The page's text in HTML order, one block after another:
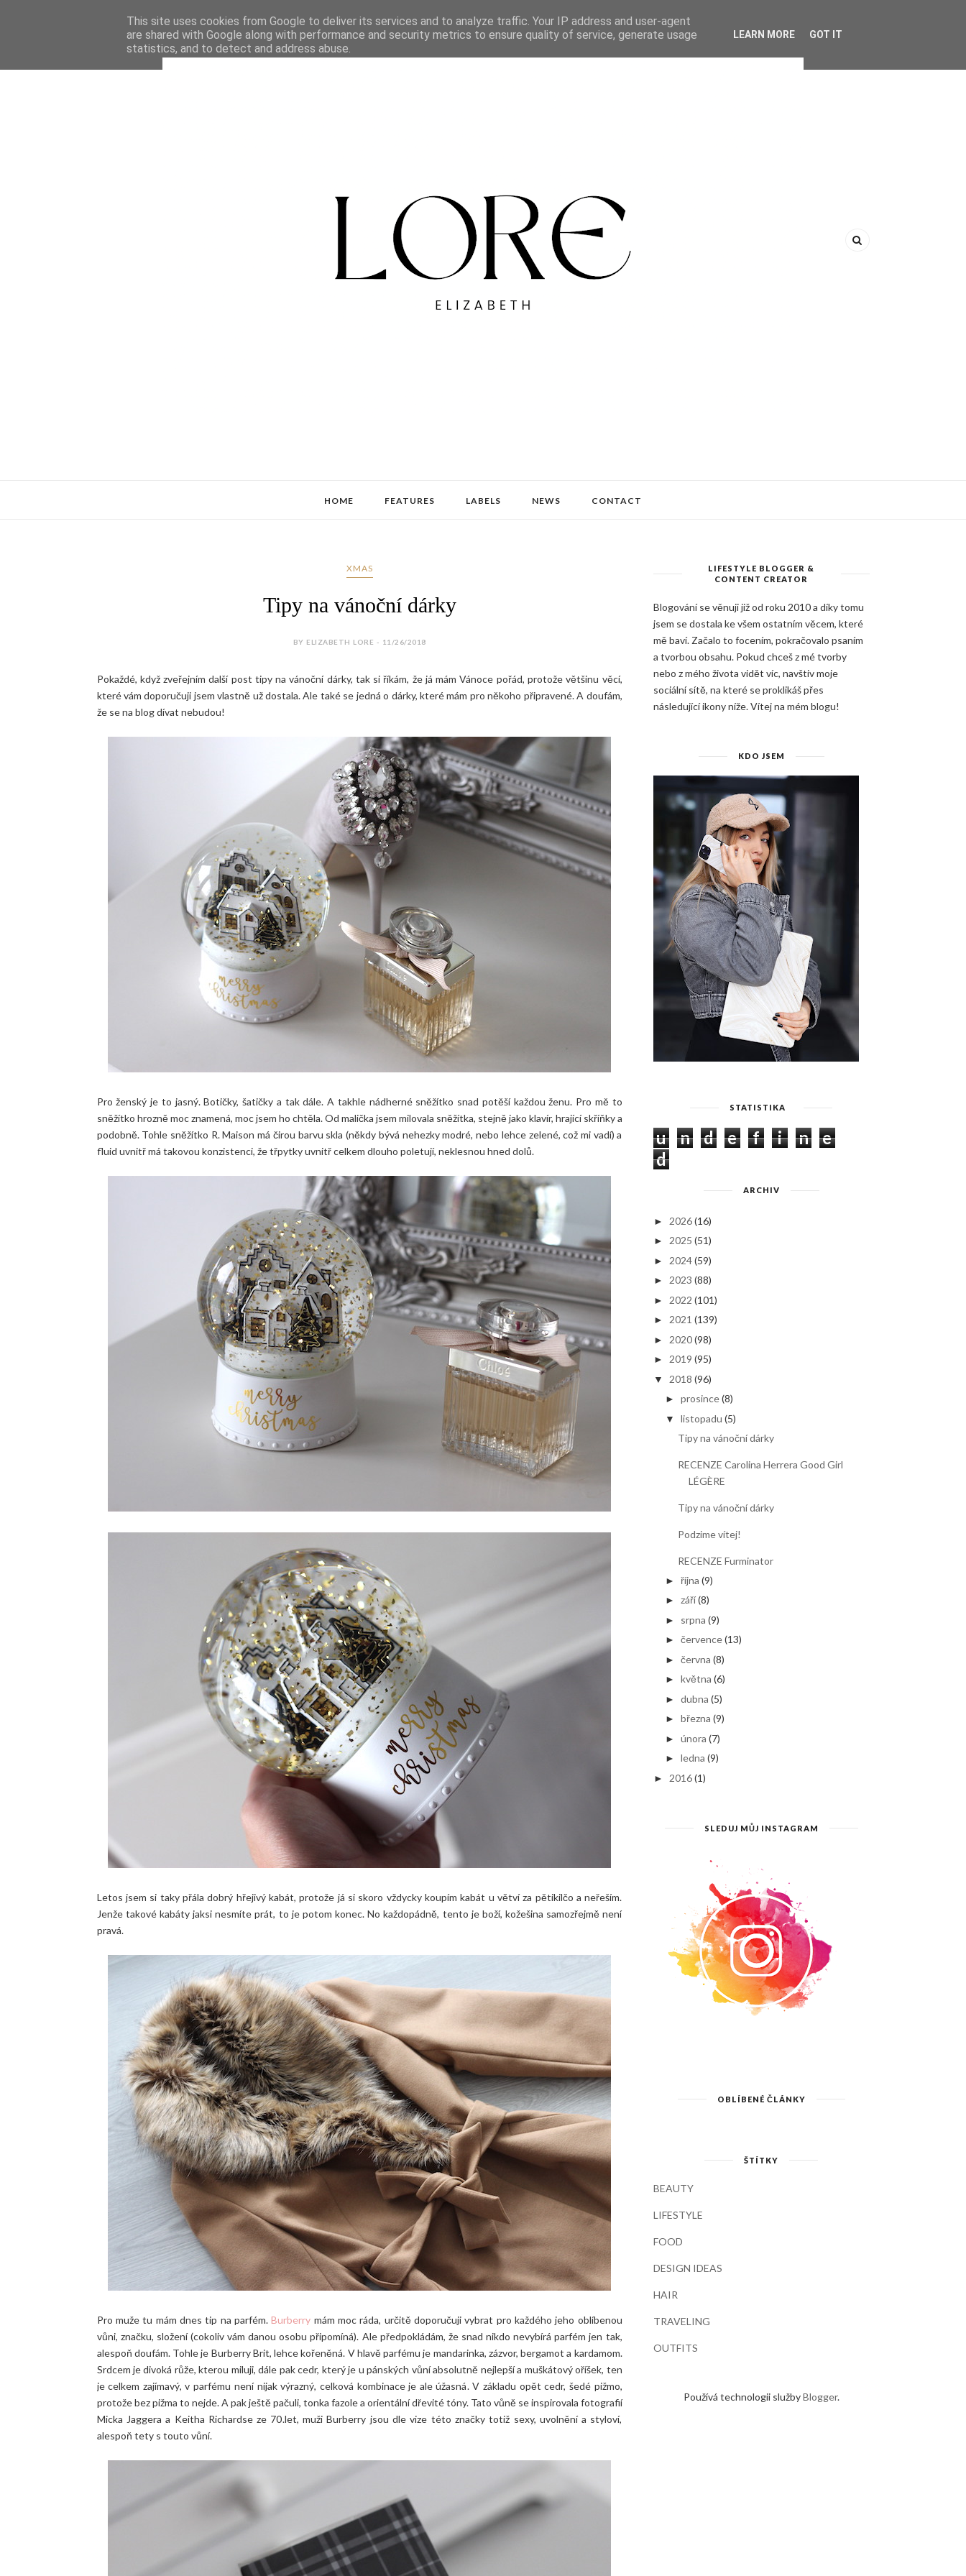
HOME FEATURES LABELS NEWS CONTACT
XMAS
Tipy na vánoční dárky
BY ELIZABETH LORE - 11/26/2018
Pokaždé, když zveřejním další post tipy na vánoční dárky, tak si říkám, že já mám Vánoce pořád, protože většinu věcí,
které vám doporučuji jsem vlastně už dostala. Ale také se jedná o dárky, které mám pro někoho připravené. A doufám,
že se na blog dívat nebudou!
Pro ženský je to jasný. Botičky, šatičky a tak dále. A takhle nádherné sněžítko snad potěší každou ženu. Pro mě to
sněžítko hrozně moc znamená, moc jsem ho chtěla. Od malička jsem milovala sněžítka, stejně jako klavír, hrající skříňky a
podobně. Tohle sněžítko R. Maison má čirou barvu skla (někdy bývá nehezky modré, nebo lehce zelené, což mi vadí) a
fluid uvnitř má takovou konzistenci, že třpytky uvnitř celkem dlouho poletují, neklesnou hned dolů.
Letos jsem si taky přála dobrý hřejivý kabát, protože já si skoro vždycky koupím kabát u větví za pětikilčo a neřeším.
Jenže takové kabáty jaksi nesmíte prát, to je potom konec. No každopádně, tento je boží, kožešina samozřejmě není
pravá.
Pro muže tu mám dnes tip na parfém.Burberry mám moc ráda, určitě doporučuji vybrat pro každého jeho oblíbenou
vůni, značku, složení (cokoliv vám danou osobu připomíná). Ale předpokládám, že snad nikdo nevybírá parfém jen tak,
alespoň doufám. Tohle je Burberry Brit, lehce kořeněná. V hlavě parfému je mandarinka, zázvor, bergamot a kardamom.
Srdcem je divoká růže, kterou miluji, dále pak cedr, který je u pánských vůní absolutně nejlepší a muškátový oříšek, ten
je celkem zajímavý, v parfému není nijak výrazný, celková kombinace je ale úžasná. V základu opět cedr, šedé pižmo,
protože bez pižma to nejde. A pak ještě pačuli, tonka fazole a orientální dřevité tóny. Tato vůně se inspirovala fotografií
Micka Jaggera a Keitha Richardse ze 70.let, muži Burberry jsou dle vize této značky totiž sexy, uvolnění a styloví,
alespoň tety s touto vůní.
LIFESTYLE BLOGGER &
CONTENT CREATOR
Blogování se věnuji již od roku 2010 a díky tomu
jsem se dostala ke všem ostatním věcem, které
mě baví. Začalo to focením, pokračovalo psaním
a tvorbou obsahu. Pokud chceš z mé tvorby
nebo z mého života vidět víc, navštiv moje
sociální sítě, na které se proklikáš přes
následující ikony níže. Vítej na mém blogu!
KDO JSEM
STATISTIKA
u n d e f i n
e
d
ARCHIV
► 2026 (16)
► 2025 (51)
► 2024 (59)
► 2023 (88)
► 2022 (101)
► 2021 (139)
► 2020 (98)
► 2019 (95)
▼ 2018 (96)
►prosince(8)
▼ listopadu (5)
Tipy na vánoční dárky
RECENZE Carolina Herrera Good Girl
LÉGÈRE
Tipy na vánoční dárky
Podzime vítej!
RECENZE Furminator
►října (9)
►září(8)
► srpna (9)
►července(13)
►června (8)
►května (6)
►dubna (5)
►března (9)
►února (7)
►ledna (9)
► 2016 (1)
SLEDUJ MŮJ INSTAGRAM
OBLÍBENÉ ČLÁNKY
ŠTÍTKY
BEAUTY
LIFESTYLE
FOOD
DESIGN IDEAS
HAIR
TRAVELING
OUTFITS
Používá technologii službyBlogger.
This site uses cookies from Google to deliver its services and to analyze traffic. Your IP address and user-agent
are shared with Google along with performance and security metrics to ensure quality of service, generate usage
statistics, and to detect and address abuse.
LEARN MORE GOT IT